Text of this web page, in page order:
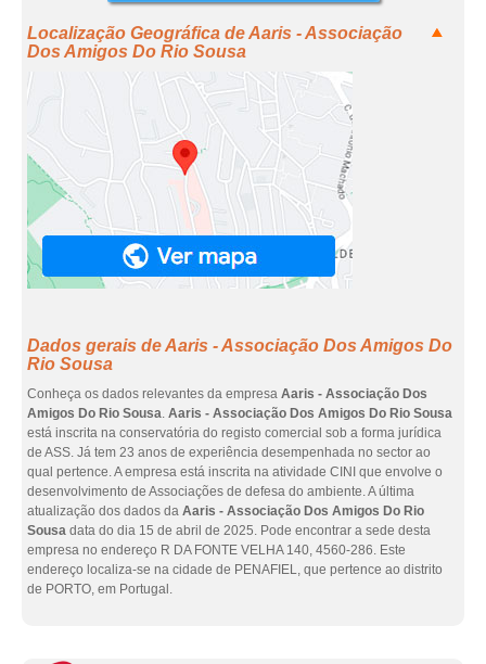
Localização Geográfica de Aaris - Associação
Dos Amigos Do Rio Sousa
Dados gerais de Aaris - Associação Dos Amigos Do
Rio Sousa
Conheça os dados relevantes da empresa Aaris - Associação Dos
Amigos Do Rio Sousa. Aaris - Associação Dos Amigos Do Rio Sousa
está inscrita na conservatória do registo comercial sob a forma jurídica
de ASS. Já tem 23 anos de experiência desempenhada no sector ao
qual pertence. A empresa está inscrita na atividade CINI que envolve o
desenvolvimento de Associações de defesa do ambiente. A última
atualização dos dados da Aaris - Associação Dos Amigos Do Rio
Sousa data do dia 15 de abril de 2025. Pode encontrar a sede desta
empresa no endereço R DA FONTE VELHA 140, 4560-286. Este
endereço localiza-se na cidade de PENAFIEL, que pertence ao distrito
de PORTO, em Portugal.